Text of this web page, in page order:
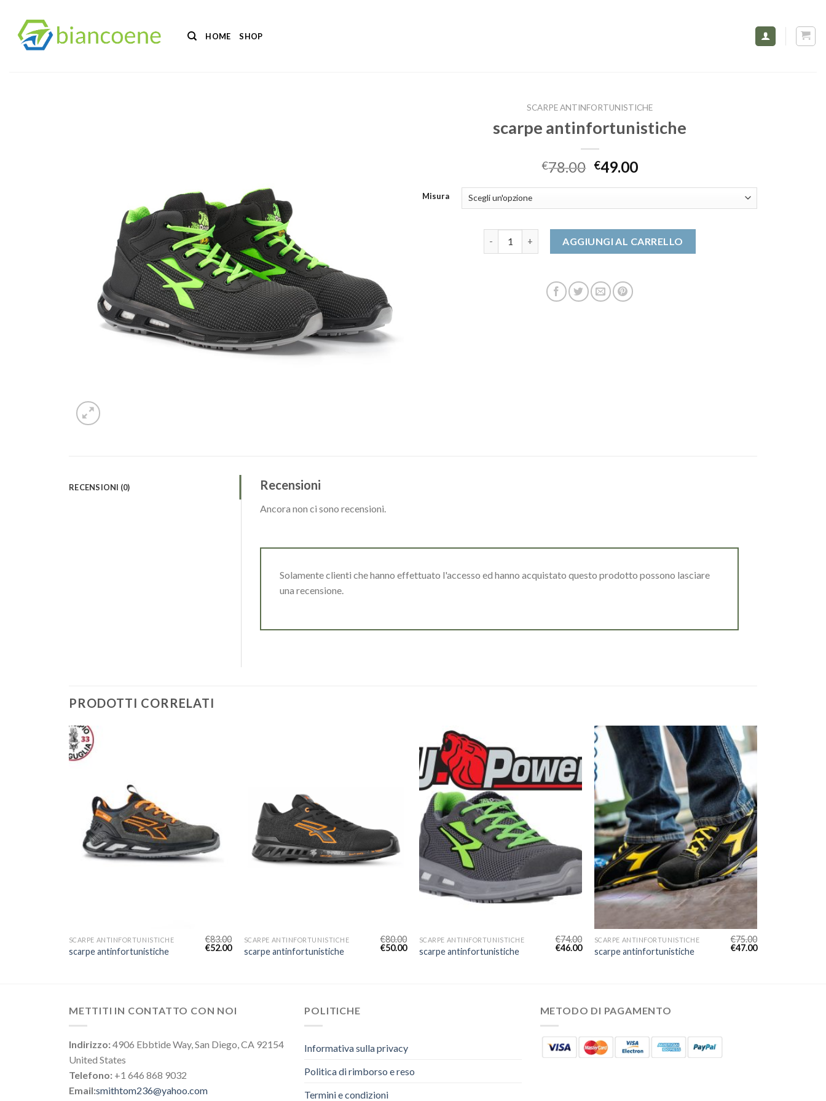
contenuti
HOME SHOP
SCARPE ANTINFORTUNISTICHE
scarpe antinfortunistiche
€78.00 €49.00
Misura
AGGIUNGI AL CARRELLO
RECENSIONI (0) Recensioni
Ancora non ci sono recensioni.
Solamente clienti che hanno effettuato l'accesso ed hanno acquistato questo prodotto possono lasciare
una recensione.
PRODOTTI CORRELATI
SCARPE ANTINFORTUNISTICHE
scarpe antinfortunistiche
€83.00
€52.00
SCARPE ANTINFORTUNISTICHE
scarpe antinfortunistiche
€80.00
€50.00
SCARPE ANTINFORTUNISTICHE
scarpe antinfortunistiche
€74.00
€46.00
SCARPE ANTINFORTUNISTICHE
scarpe antinfortunistiche
€75.00
€47.00
METTITI IN CONTATTO CON NOI
Indirizzo:4906 Ebbtide Way, San Diego, CA 92154
United States
Telefono: +1 646 868 9032
Email:smithtom236@yahoo.com
POLITICHE
Informativa sulla privacy
Politica di rimborso e reso
Termini e condizioni
METODO DI PAGAMENTO